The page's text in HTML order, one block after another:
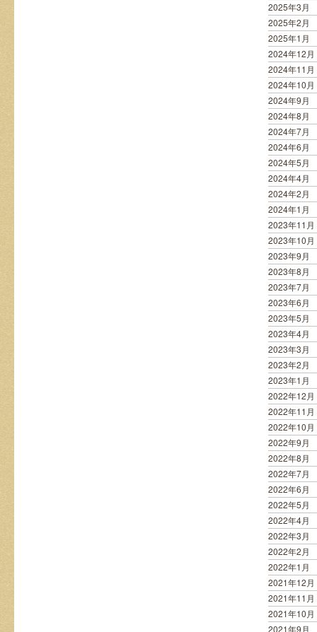
2025年3月
2025年2月
2025年1月
2024年12月
2024年11月
2024年10月
2024年9月
2024年8月
2024年7月
2024年6月
2024年5月
2024年4月
2024年2月
2024年1月
2023年11月
2023年10月
2023年9月
2023年8月
2023年7月
2023年6月
2023年5月
2023年4月
2023年3月
2023年2月
2023年1月
2022年12月
2022年11月
2022年10月
2022年9月
2022年8月
2022年7月
2022年6月
2022年5月
2022年4月
2022年3月
2022年2月
2022年1月
2021年12月
2021年11月
2021年10月
2021年9月